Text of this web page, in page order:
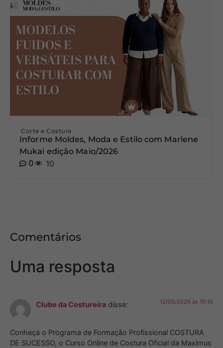
Corte e Costura
Informe Moldes, Moda e Estilo com Marlene
Mukai edição Maio/2026
0
10
Comentários
Uma resposta
Clube da Costureira disse: 12/05/2020 às 10:10
Conheça o Programa de Formação Profissional COSTURA
DE SUCESSO, o Curso Online de Costura Oficial da Maximus